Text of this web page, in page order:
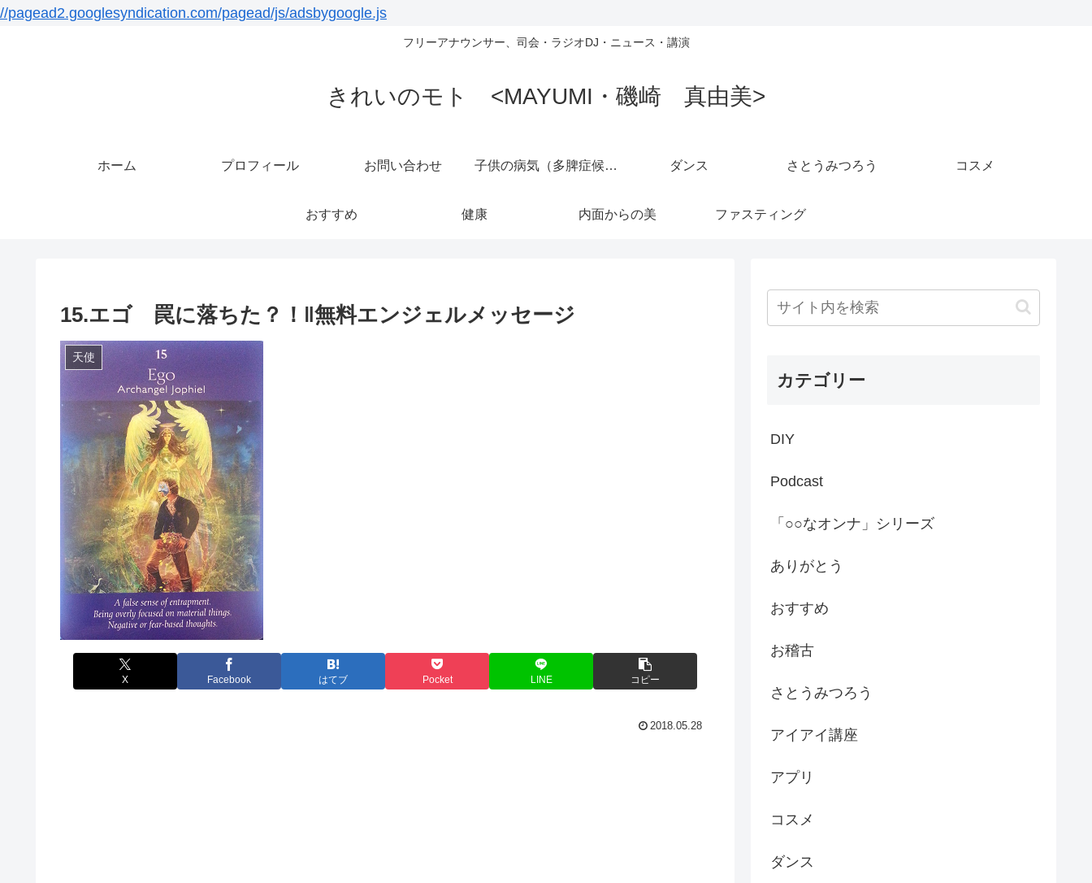
//pagead2.googlesyndication.com/pagead/js/adsbygoogle.js
フリーアナウンサー、司会・ラジオDJ・ニュース・講演
きれいのモト <MAYUMI・磯崎 真由美>
ホーム プロフィール お問い合わせ 子供の病気（多脾症候群） ダンス さとうみつろう コスメ
おすすめ 健康 内面からの美 ファスティング
15.エゴ 罠に落ちた？！‖無料エンジェルメッセージ
天使
X Facebook はてブ Pocket LINE コピー
2018.05.28
カテゴリー
DIY
Podcast
「○○なオンナ」シリーズ
ありがとう
おすすめ
お稽古
さとうみつろう
アイアイ講座
アプリ
コスメ
ダンス